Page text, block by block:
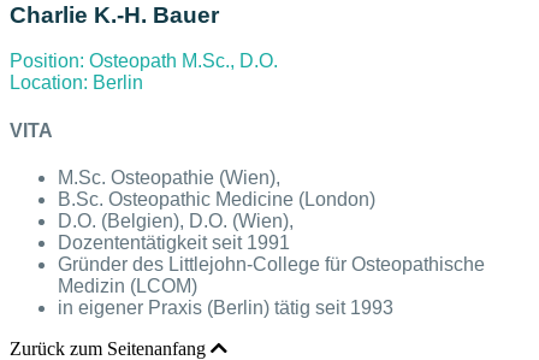
Charlie K.-H. Bauer
Position: Osteopath M.Sc., D.O.
Location: Berlin
VITA
M.Sc. Osteopathie (Wien),
B.Sc. Osteopathic Medicine (London)
D.O. (Belgien), D.O. (Wien),
Dozententätigkeit seit 1991
Gründer des Littlejohn-College für Osteopathische
Medizin (LCOM)
in eigener Praxis (Berlin) tätig seit 1993
Zurück zum Seitenanfang